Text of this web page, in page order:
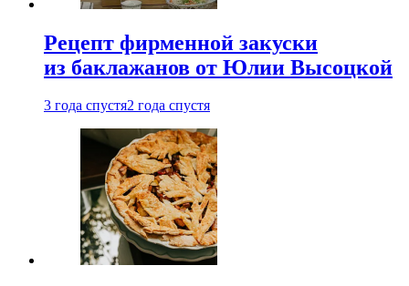
Рецепт фирменной закуски
из баклажанов от Юлии Высоцкой
3 года спустя2 года спустя